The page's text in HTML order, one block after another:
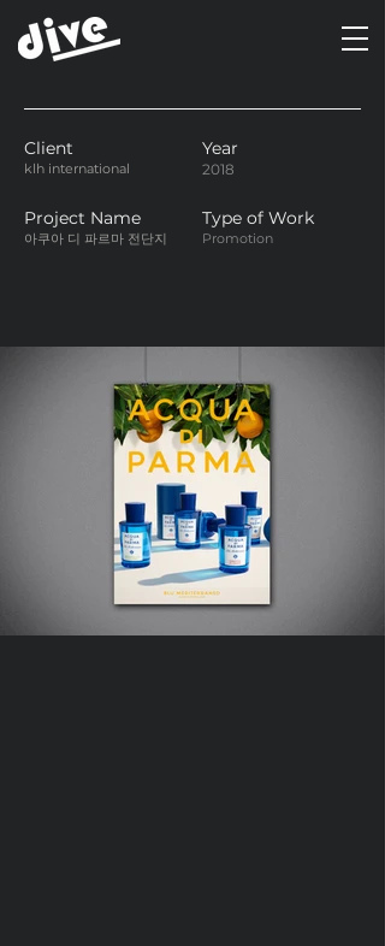
Client
klh international
Year
2018
Project Name
아쿠아 디 파르마 전단지
Type of Work
Promotion